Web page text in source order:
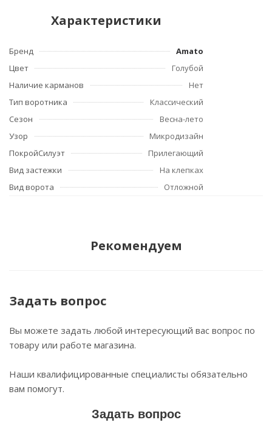
Характеристики
Бренд
Amato
Цвет
Голубой
Наличие карманов
Нет
Тип воротника
Классический
Сезон
Весна-лето
Узор
Микродизайн
ПокройСилуэт
Прилегающий
Вид застежки
На клепках
Вид ворота
Отложной
Рекомендуем
Задать вопрос
Вы можете задать любой интересующий вас вопрос по
товару или работе магазина.
Наши квалифицированные специалисты обязательно
вам помогут.
Задать вопрос